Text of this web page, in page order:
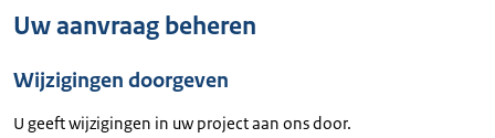
Uw aanvraag beheren
Wijzigingen doorgeven
U geeft wijzigingen in uw project aan ons door.